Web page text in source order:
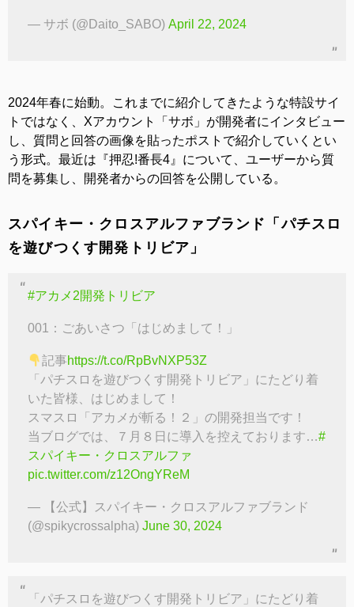
— サボ (@Daito_SABO) April 22, 2024
2024年春に始動。これまでに紹介してきたような特設サイ
トではなく、Xアカウント「サボ」が開発者にインタビュー
し、質問と回答の画像を貼ったポストで紹介していくとい
う形式。最近は『押忍!番長4』について、ユーザーから質
問を募集し、開発者からの回答を公開している。
スパイキー・クロスアルファブランド「パチスロ
を遊びつくす開発トリビア」
#アカメ2開発トリビア
001：ごあいさつ「はじめまして！」
記事https://t.co/RpBvNXP53Z
「パチスロを遊びつくす開発トリビア」にたどり着
いた皆様、はじめまして！
スマスロ「アカメが斬る！２」の開発担当です！
当ブログでは、７月８日に導入を控えております…#
スパイキー・クロスアルファ
pic.twitter.com/z12OngYReM
— 【公式】スパイキー・クロスアルファブランド
(@spikycrossalpha) June 30, 2024
「パチスロを遊びつくす開発トリビア」にたどり着